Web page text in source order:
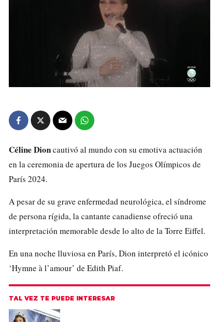
Céline Dioncautivó al mundo con su emotiva actuación
en la ceremonia de apertura de los Juegos Olímpicos de
París 2024.
A pesar de su grave enfermedad neurológica, el síndrome
de persona rígida, la cantante canadiense ofreció una
interpretación memorable desde lo alto de la Torre Eiffel.
En una noche lluviosa en París, Dion interpretó el icónico
‘Hymne à l’amour’ de Edith Piaf.
TAL VEZ TE PUEDE INTERESAR